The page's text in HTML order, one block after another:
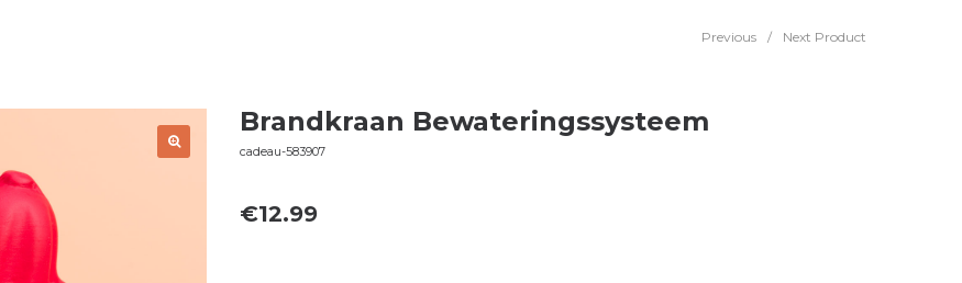
Previous / Next Product
Brandkraan Bewateringssysteem
cadeau-583907
€12.99